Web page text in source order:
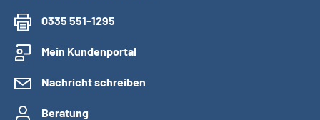
0335 551-1295
Mein Kundenportal
Nachricht schreiben
Beratung